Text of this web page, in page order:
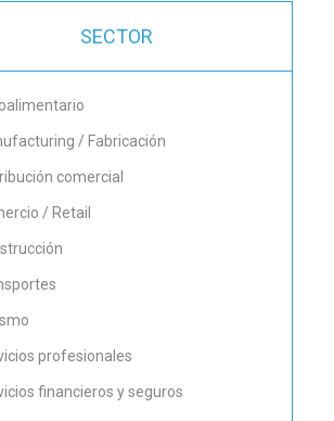
SECTOR
/ Fabricación
comercial
/ Retail
profesionales
financieros y seguros